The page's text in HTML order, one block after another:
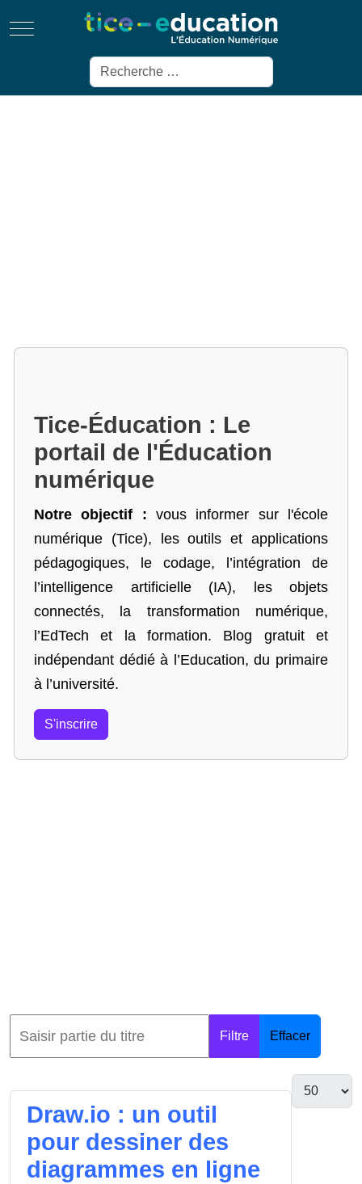
Mobile Menu Toggle
Rechercher
Tice-Éducation : Le
portail de l'Éducation
numérique
Notre objectif : vous informer sur l'école
numérique (Tice), les outils et applications
pédagogiques, le codage,
l’intégration de
l’intelligence artificielle (IA), les objets
connectés, la transformation numérique,
l’EdTech et la formation. Blog gratuit et
indépendant dédié à l’Education, du primaire
à l’université.
S'inscrire
Filtre Effacer
Draw.io : un outil
pour dessiner des
diagrammes en ligne